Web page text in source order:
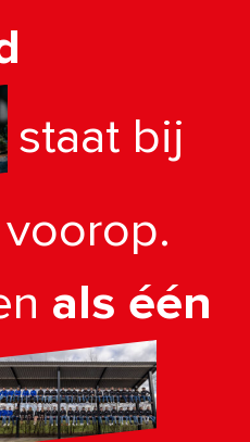
staat bij
als één